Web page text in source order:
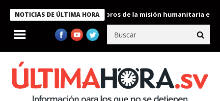
NOTICIAS DE ÚLTIMA HORA
Bukele condecora a miembros de la misión humanitaria enviada